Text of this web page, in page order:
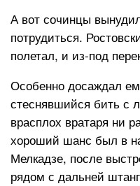
А вот сочинцы
потрудиться.
полетал, и из-под
Особенно досаждал
стеснявшийся бить с
врасплох вратаря ни
хороший шанс был в
Мелкадзе, после
рядом с дальней